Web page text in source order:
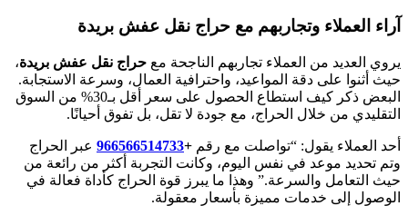
آراء العملاء وتجاربهم مع حراج نقل عفش بريدة
يروي العديد من العملاء تجاربهم الناجحة مع حراج نقل عفش بريدة،
حيث أثنوا على دقة المواعيد، واحترافية العمال، وسرعة الاستجابة.
البعض ذكر كيف استطاع الحصول على سعر أقل بـ30% من السوق
التقليدي من خلال الحراج، مع جودة لا تقل، بل تفوق أحيانًا.
أحد العملاء يقول: “تواصلت مع رقم +
966566514733‎‏ عبر الحراج
وتم تحديد موعد في نفس اليوم، وكانت التجربة أكثر من رائعة من
حيث التعامل والسرعة.” وهذا ما يبرز قوة الحراج كأداة فعالة في
الوصول إلى خدمات مميزة بأسعار معقولة.